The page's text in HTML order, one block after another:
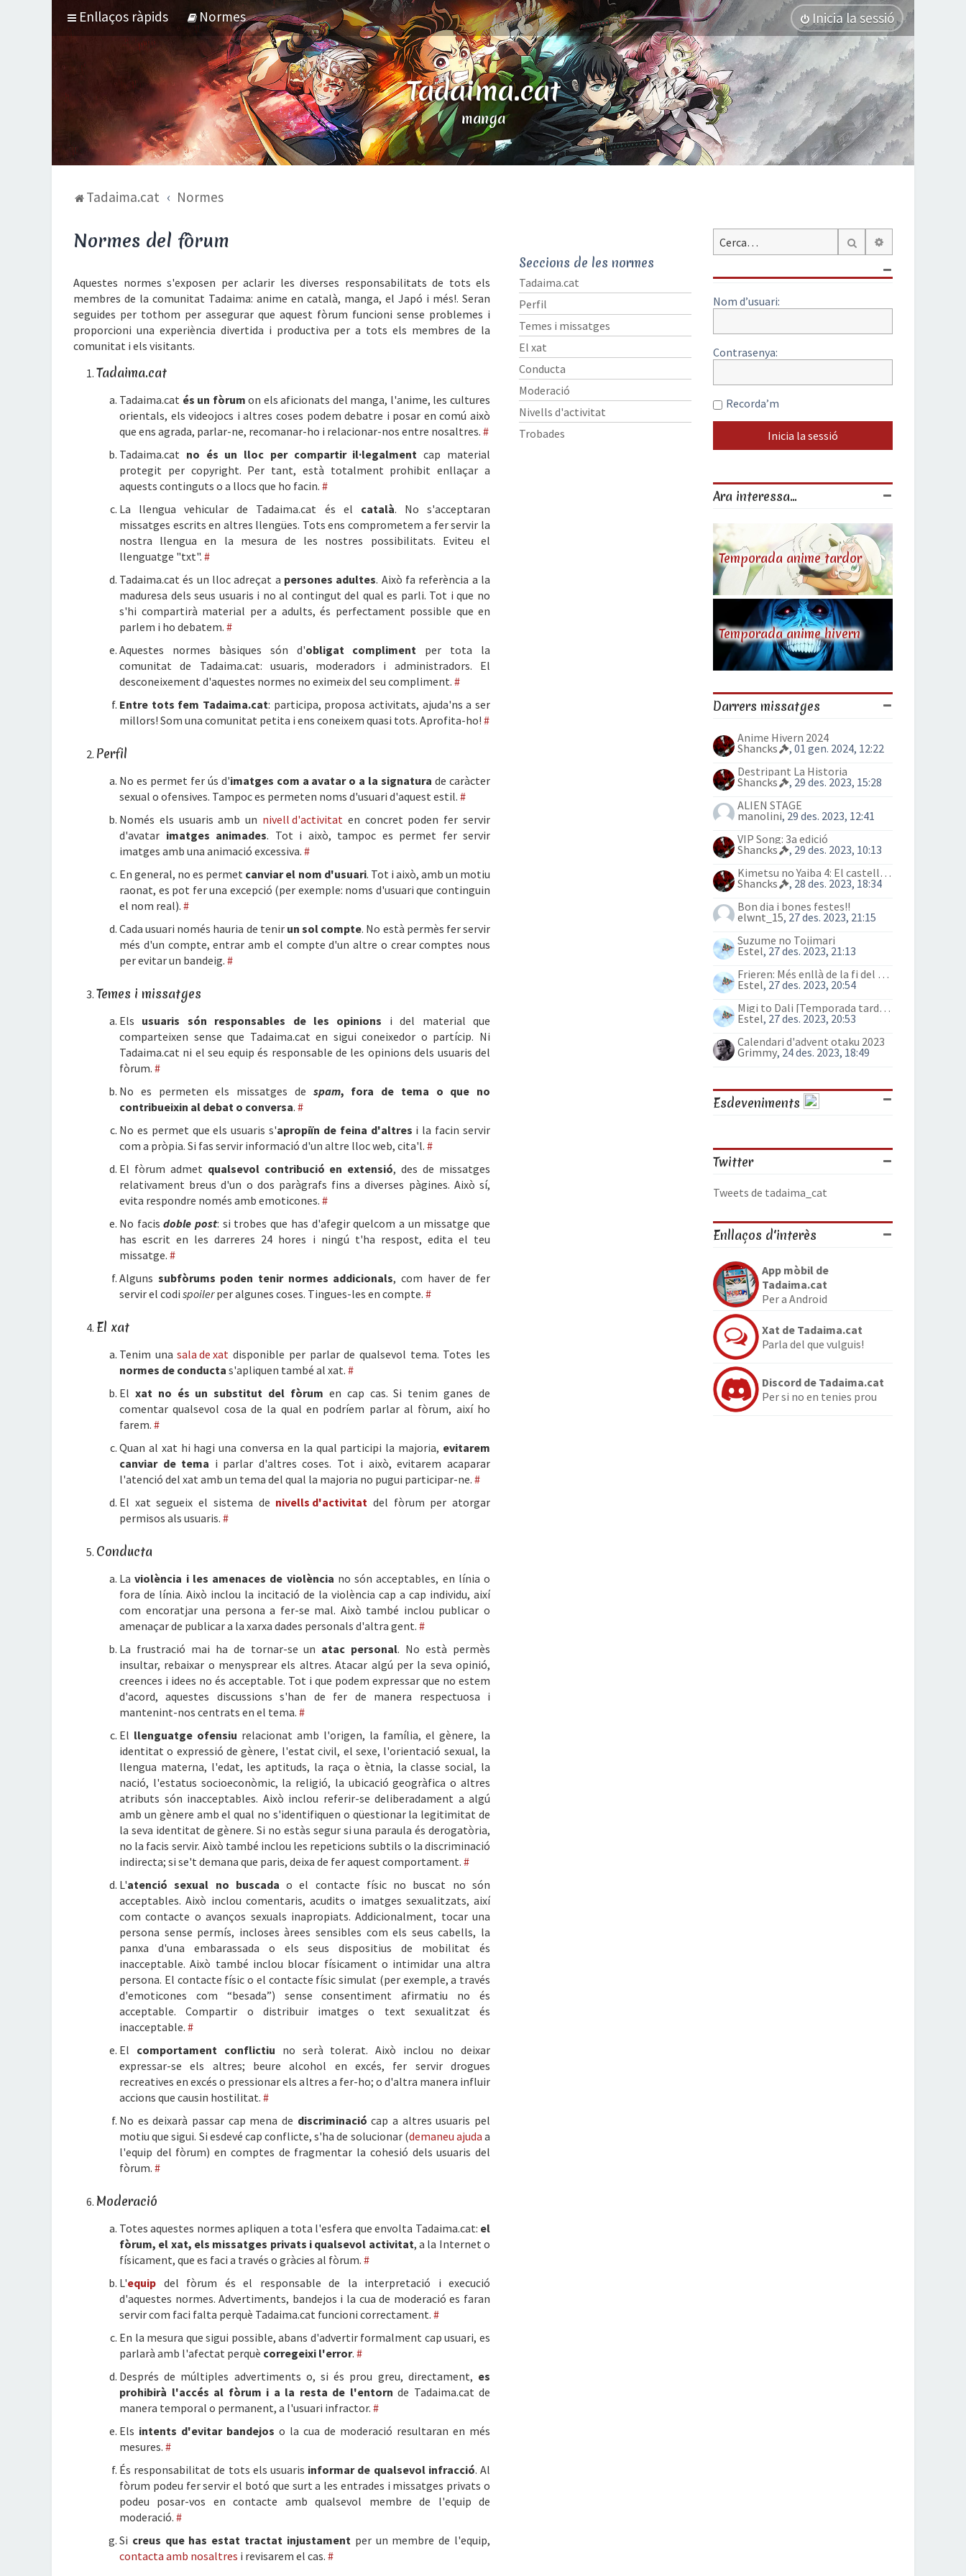
Enllaços ràpids Normes Inicia la sessió
Tadaima.cat
manga
Tadaima.cat Normes
Seccions de les normes
Tadaima.cat
Perfil
Temes i missatges
El xat
Conducta
Moderació
Nivells d'activitat
Trobades
Normes del fòrum
Aquestes normes s'exposen per aclarir les diverses responsabilitats de tots els
membres de la comunitat Tadaima: anime en català, manga, el Japó i més!. Seran
seguides per tothom per assegurar que aquest fòrum funcioni sense problemes i
proporcioni una experiència divertida i productiva per a tots els membres de la
comunitat i els visitants.
Tadaima.cat
Tadaima.cat és un fòrum on els aficionats del manga, l'anime, les cultures
orientals, els videojocs i altres coses podem debatre i posar en comú això
que ens agrada, parlar-ne, recomanar-ho i relacionar-nos entre nosaltres. #
Tadaima.cat no és un lloc per compartir il·legalment cap material
protegit per copyright. Per tant, està totalment prohibit enllaçar a
aquests continguts o a llocs que ho facin. #
La llengua vehicular de Tadaima.cat és el català. No s'acceptaran
missatges escrits en altres llengües. Tots ens comprometem a fer servir la
nostra llengua en la mesura de les nostres possibilitats. Eviteu el
llenguatge "txt". #
Tadaima.cat és un lloc adreçat a persones adultes. Això fa referència a la
maduresa dels seus usuaris i no al contingut del qual es parli. Tot i que no
s'hi compartirà material per a adults, és perfectament possible que en
parlem i ho debatem. #
Aquestes normes bàsiques són d'obligat compliment per tota la
comunitat de Tadaima.cat: usuaris, moderadors i administradors. El
desconeixement d'aquestes normes no eximeix del seu compliment. #
Entre tots fem Tadaima.cat: participa, proposa activitats, ajuda'ns a ser
millors! Som una comunitat petita i ens coneixem quasi tots. Aprofita-ho! #
Perfil
No es permet fer ús d'imatges com a avatar o a la signatura de caràcter
sexual o ofensives. Tampoc es permeten noms d'usuari d'aquest estil. #
Només els usuaris amb un nivell d'activitat en concret poden fer servir
d'avatar imatges animades. Tot i això, tampoc es permet fer servir
imatges amb una animació excessiva. #
En general, no es permet canviar el nom d'usuari. Tot i això, amb un motiu
raonat, es pot fer una excepció (per exemple: noms d'usuari que continguin
el nom real). #
Cada usuari només hauria de tenir un sol compte. No està permès fer servir
més d'un compte, entrar amb el compte d'un altre o crear comptes nous
per evitar un bandeig. #
Temes i missatges
Els usuaris són responsables de les opinions i del material que
comparteixen sense que Tadaima.cat en sigui coneixedor o partícip. Ni
Tadaima.cat ni el seu equip és responsable de les opinions dels usuaris del
fòrum. #
No es permeten els missatges de spam, fora de tema o que no
contribueixin al debat o conversa. #
No es permet que els usuaris s'apropiïn de feina d'altres i la facin servir
com a pròpia. Si fas servir informació d'un altre lloc web, cita'l. #
El fòrum admet qualsevol contribució en extensió, des de missatges
relativament breus d'un o dos paràgrafs fins a diverses pàgines. Això sí,
evita respondre només amb emoticones. #
No facisdoble post: si trobes que has d'afegir quelcom a un missatge que
has escrit en les darreres 24 hores i ningú t'ha respost, edita el teu
missatge. #
Alguns subfòrums poden tenir normes addicionals, com haver de fer
servir el codi spoilerper algunes coses. Tingues-les en compte. #
El xat
Tenim unasala de xat disponible per parlar de qualsevol tema. Totes les
normes de conducta s'apliquen també al xat. #
El xat no és un substitut del fòrum en cap cas. Si tenim ganes de
comentar qualsevol cosa de la qual en podríem parlar al fòrum, així ho
farem. #
Quan al xat hi hagi una conversa en la qual participi la majoria, evitarem
canviar de tema i parlar d'altres coses. Tot i això, evitarem acaparar
l'atenció del xat amb un tema del qual la majoria no pugui participar-ne. #
El xat segueix el sistema de nivells d'activitat del fòrum per atorgar
permisos als usuaris. #
Conducta
Laviolència i les amenaces de violència no són acceptables, en línia o
fora de línia. Això inclou la incitació de la violència cap a cap individu, així
com encoratjar una persona a fer-se mal. Això també inclou publicar o
amenaçar de publicar a la xarxa dades personals d'altra gent. #
La frustració mai ha de tornar-se un atac personal. No està permès
insultar, rebaixar o menysprear els altres. Atacar algú per la seva opinió,
creences i idees no és acceptable. Tot i que podem expressar que no estem
d'acord, aquestes discussions s'han de fer de manera respectuosa i
mantenint-nos centrats en el tema. #
El llenguatge ofensiu relacionat amb l'origen, la família, el gènere, la
identitat o expressió de gènere, l'estat civil, el sexe, l'orientació sexual, la
llengua materna, l'edat, les aptituds, la raça o ètnia, la classe social, la
nació, l'estatus socioeconòmic, la religió, la ubicació geogràfica o altres
atributs són inacceptables. Això inclou referir-se deliberadament a algú
amb un gènere amb el qual no s'identifiquen o qüestionar la legitimitat de
la seva identitat de gènere. Si no estàs segur si una paraula és derogatòria,
no la facis servir. Això també inclou les repeticions subtils o la discriminació
indirecta; si se't demana que paris, deixa de fer aquest comportament. #
L'atenció sexual no buscada o el contacte físic no buscat no són
acceptables. Això inclou comentaris, acudits o imatges sexualitzats, així
com contacte o avanços sexuals inapropiats. Addicionalment, tocar una
persona sense permís, incloses àrees sensibles com els seus cabells, la
panxa d'una embarassada o els seus dispositius de mobilitat és
inacceptable. Això també inclou blocar físicament o intimidar una altra
persona. El contacte físic o el contacte físic simulat (per exemple, a través
d'emoticones com “besada”) sense consentiment afirmatiu no és
acceptable. Compartir o distribuir imatges o text sexualitzat és
inacceptable. #
El comportament conflictiu no serà tolerat. Això inclou no deixar
expressar-se els altres; beure alcohol en excés, fer servir drogues
recreatives en excés o pressionar els altres a fer-ho; o d'altra manera influir
accions que causin hostilitat. #
No es deixarà passar cap mena de discriminació cap a altres usuaris pel
motiu que sigui. Si esdevé cap conflicte, s'ha de solucionar (demaneu ajuda a
l'equip del fòrum) en comptes de fragmentar la cohesió dels usuaris del
fòrum. #
Moderació
Totes aquestes normes apliquen a tota l'esfera que envolta Tadaima.cat: el
fòrum, el xat, els missatges privats i qualsevol activitat, a la Internet o
físicament, que es faci a través o gràcies al fòrum. #
L'equip del fòrum és el responsable de la interpretació i execució
d'aquestes normes. Advertiments, bandejos i la cua de moderació es faran
servir com faci falta perquè Tadaima.cat funcioni correctament. #
En la mesura que sigui possible, abans d'advertir formalment cap usuari, es
parlarà amb l'afectat perquè corregeixi l'error. #
Després de múltiples advertiments o, si és prou greu, directament, es
prohibirà l'accés al fòrum i a la resta de l'entorn de Tadaima.cat de
manera temporal o permanent, a l'usuari infractor. #
Els intents d'evitar bandejos o la cua de moderació resultaran en més
mesures. #
És responsabilitat de tots els usuaris informar de qualsevol infracció. Al
fòrum podeu fer servir el botó que surt a les entrades i missatges privats o
podeu posar-vos en contacte amb qualsevol membre de l'equip de
moderació. #
Si creus que has estat tractat injustamentper un membre de l'equip,
contacta amb nosaltres i revisarem el cas. #
Cerca
Nom d’usuari:
Contrasenya:
Recorda’m
Ara interessa...
Temporada anime tardor
Temporada anime hivern
Darrers missatges
Anime Hivern 2024
Shancks
, 01 gen. 2024, 12:22
Destripant La Historia
Shancks
, 29 des. 2023, 15:28
ALIEN STAGE
manolini, 29 des. 2023, 12:41
VIP Song: 3a edició
Shancks
, 29 des. 2023, 10:13
Kimetsu no Yaiba 4: El castell Infinit
Shancks
, 28 des. 2023, 18:34
Bon dia i bones festes!!
elwnt_15, 27 des. 2023, 21:15
Suzume no Tojimari
Estel, 27 des. 2023, 21:13
Frieren: Més enllà de la fi del viatge (anime)
Estel, 27 des. 2023, 20:54
Migi to Dali [Temporada tardor 2023]
Estel, 27 des. 2023, 20:53
Calendari d'advent otaku 2023
Grimmy, 24 des. 2023, 18:49
Esdeveniments
Twitter
Tweets de tadaima_cat
Enllaços d'interès
App mòbil de
Tadaima.cat
Per a Android
Xat de Tadaima.cat
Parla del que vulguis!
Discord de Tadaima.cat
Per si no en tenies prou